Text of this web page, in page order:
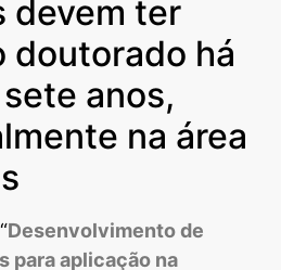
devem ter
doutorado há
anos,
na área
Desenvolvimento de
para aplicação na